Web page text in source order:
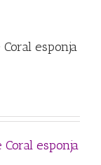
Coral esponja
Coral esponja